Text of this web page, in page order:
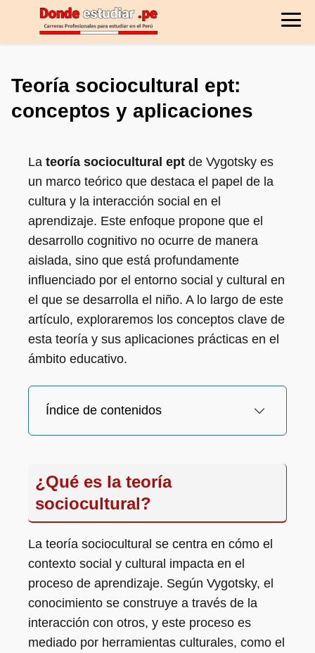
Teoría sociocultural ept:
conceptos y aplicaciones
La teoría sociocultural ept de Vygotsky es
un marco teórico que destaca el papel de la
cultura y la interacción social en el
aprendizaje. Este enfoque propone que el
desarrollo cognitivo no ocurre de manera
aislada, sino que está profundamente
influenciado por el entorno social y cultural en
el que se desarrolla el niño. A lo largo de este
artículo, exploraremos los conceptos clave de
esta teoría y sus aplicaciones prácticas en el
ámbito educativo.
Índice de contenidos
¿Qué es la teoría
sociocultural?
La teoría sociocultural se centra en cómo el
contexto social y cultural impacta en el
proceso de aprendizaje. Según Vygotsky, el
conocimiento se construye a través de la
interacción con otros, y este proceso es
mediado por herramientas culturales, como el